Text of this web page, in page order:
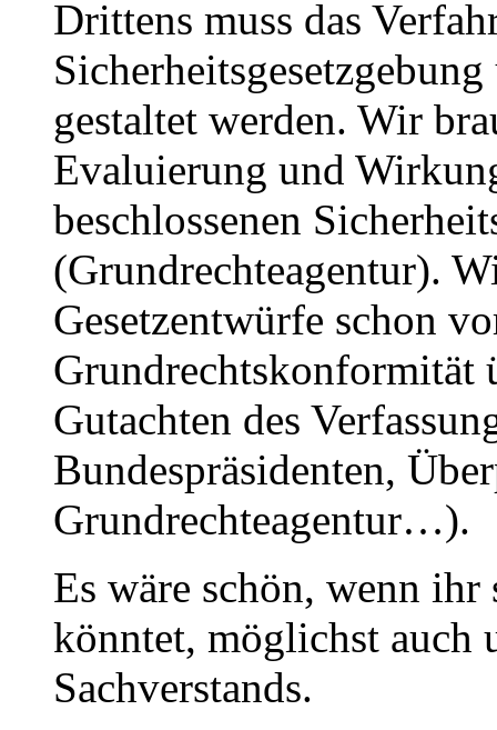
Drittens muss das
gestaltet werden. Wir
Evaluierung und
beschlossenen
(Grundrechteagentur).
Gesetzentwürfe schon
Grundrechtskonformität
Gutachten des
Bundespräsidenten,
Grundrechteagentur…).
Es wäre schön, wenn
könntet, möglichst auch
Sachverstands.